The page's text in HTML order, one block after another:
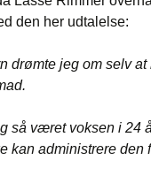
den her udtalelse:
drømte jeg om selv
så været voksen i 24
kan administrere den